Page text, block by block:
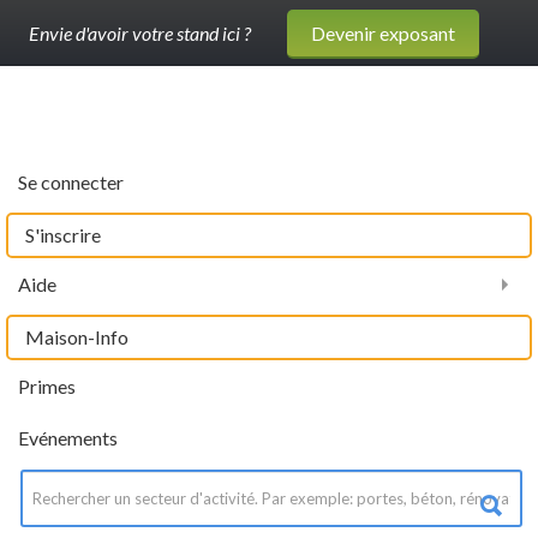
Envie d'avoir votre stand ici ? Devenir exposant
Se connecter
S'inscrire
Aide
Evénements
Primes
Maison-Info